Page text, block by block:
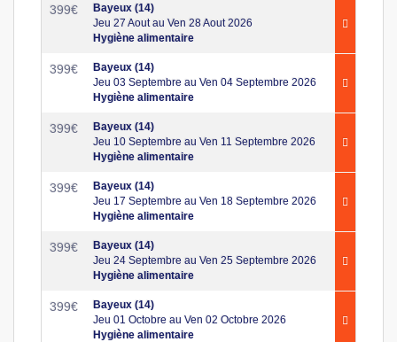
399€
Bayeux (14)
Jeu 27 Aout au Ven 28 Aout 2026
Hygiène alimentaire
399€
Bayeux (14)
Jeu 03 Septembre au Ven 04 Septembre 2026
Hygiène alimentaire
399€
Bayeux (14)
Jeu 10 Septembre au Ven 11 Septembre 2026
Hygiène alimentaire
399€
Bayeux (14)
Jeu 17 Septembre au Ven 18 Septembre 2026
Hygiène alimentaire
399€
Bayeux (14)
Jeu 24 Septembre au Ven 25 Septembre 2026
Hygiène alimentaire
399€
Bayeux (14)
Jeu 01 Octobre au Ven 02 Octobre 2026
Hygiène alimentaire